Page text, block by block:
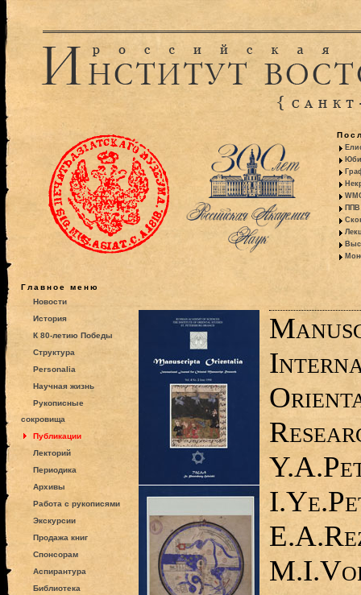
ППВ
Главное меню
Новости
История
К 80-летию Победы
Структура
Personalia
Научная жизнь
Рукописные
сокровища
Публикации
Лекторий
Периодика
Архивы
Работа с рукописями
Экскурсии
Продажа книг
Спонсорам
Аспирантура
Библиотека